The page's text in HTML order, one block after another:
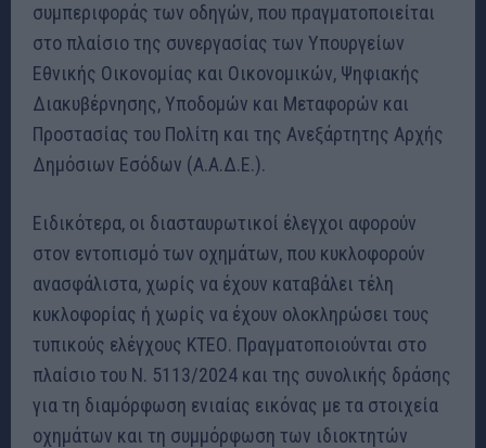
συμπεριφοράς των οδηγών, που πραγματοποιείται
στο πλαίσιο της συνεργασίας των Υπουργείων
Εθνικής Οικονομίας και Οικονομικών, Ψηφιακής
Διακυβέρνησης, Υποδομών και Μεταφορών και
Προστασίας του Πολίτη και της Ανεξάρτητης Αρχής
Δημόσιων Εσόδων (Α.Α.Δ.Ε.).
Ειδικότερα, οι διασταυρωτικοί έλεγχοι αφορούν
στον εντοπισμό των οχημάτων, που κυκλοφορούν
ανασφάλιστα, χωρίς να έχουν καταβάλει τέλη
κυκλοφορίας ή χωρίς να έχουν ολοκληρώσει τους
τυπικούς ελέγχους ΚΤΕΟ. Πραγματοποιούνται στο
πλαίσιο του Ν. 5113/2024 και της συνολικής δράσης
για τη διαμόρφωση ενιαίας εικόνας με τα στοιχεία
οχημάτων και τη συμμόρφωση των ιδιοκτητών